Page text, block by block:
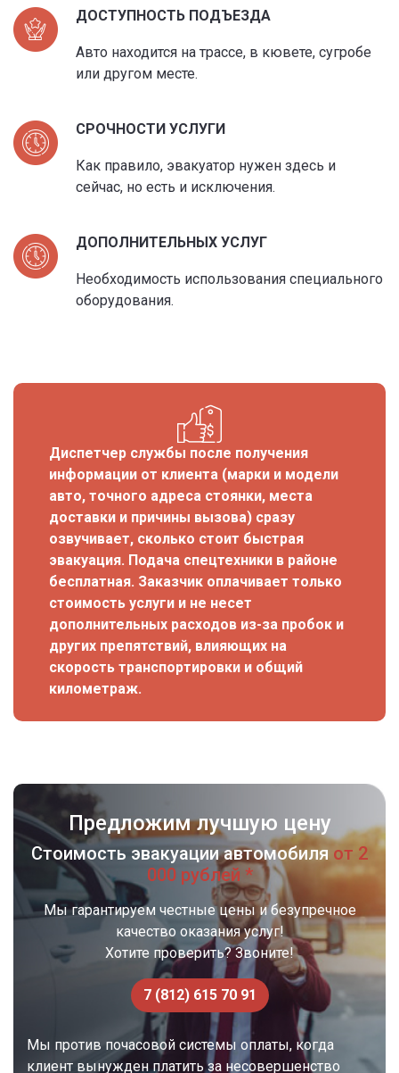
ДОСТУПНОСТЬ ПОДЪЕЗДА
Авто находится на трассе, в кювете, сугробе
или другом месте.
СРОЧНОСТИ УСЛУГИ
Как правило, эвакуатор нужен здесь и
сейчас, но есть и исключения.
ДОПОЛНИТЕЛЬНЫХ УСЛУГ
Необходимость использования специального
оборудования.
Диспетчер службы после получения
информации от клиента (марки и модели
авто, точного адреса стоянки, места
доставки и причины вызова) сразу
озвучивает, сколько стоит быстрая
эвакуация. Подача спецтехники в районе
бесплатная. Заказчик оплачивает только
стоимость услуги и не несет
дополнительных расходов из-за пробок и
других препятствий, влияющих на
скорость транспортировки и общий
километраж.
Предложим лучшую цену
Стоимость эвакуации автомобиля от 2
000 рублей *
Мы гарантируем честные цены и безупречное
качество оказания услуг!
Хотите проверить? Звоните!
7 (812) 615 70 91
Мы против почасовой системы оплаты, когда
клиент вынужден платить за несовершенство